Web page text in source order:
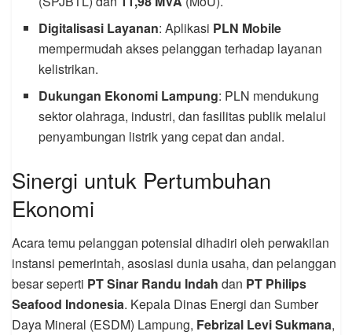
Digitalisasi Layanan: Aplikasi PLN Mobile
mempermudah akses pelanggan terhadap layanan
kelistrikan.
Dukungan Ekonomi Lampung: PLN mendukung
sektor olahraga, industri, dan fasilitas publik melalui
penyambungan listrik yang cepat dan andal.
Sinergi untuk Pertumbuhan
Ekonomi
Acara temu pelanggan potensial dihadiri oleh perwakilan
instansi pemerintah, asosiasi dunia usaha, dan pelanggan
besar seperti PT Sinar Randu Indah dan PT Philips
Seafood Indonesia. Kepala Dinas Energi dan Sumber
Daya Mineral (ESDM) Lampung, Febrizal Levi Sukmana,